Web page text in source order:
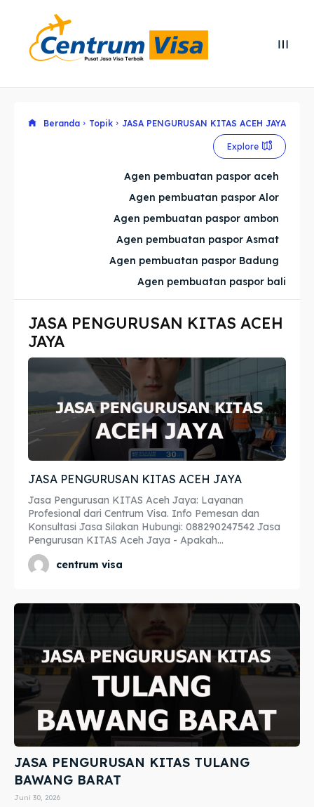
Cari
Cari
Explore our destinations
Imta
Legalisir
Apostille
Penerjemah
Asuransi
Blog
Explore our destinations
Imta
Legalisir
Apostille
Penerjemah
Asuransi
Blog
Beranda Topik JASA PENGURUSAN KITAS ACEH JAYA
Explore
Agen pembuatan paspor aceh
Agen pembuatan paspor Alor
Agen pembuatan paspor ambon
Agen pembuatan paspor Asmat
Agen pembuatan paspor Badung
Agen pembuatan paspor bali
JASA PENGURUSAN KITAS ACEH
JAYA
JASA PENGURUSAN KITAS ACEH JAYA
Jasa Pengurusan KITAS Aceh Jaya: Layanan
Profesional dari Centrum Visa. Info Pemesan dan
Konsultasi Jasa Silakan Hubungi: 088290247542 Jasa
Pengurusan KITAS Aceh Jaya - Apakah...
centrum visa
JASA PENGURUSAN KITAS TULANG
BAWANG BARAT
Juni 30, 2026